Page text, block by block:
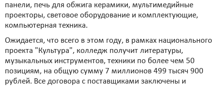
панели, печь для обжига керамики, мультимедийные
проекторы, световое оборудование и комплектующие,
компьютерная техника.
Ожидается, что всего в этом году, в рамках национального
проекта "Культура", колледж получит литературы,
музыкальных инструментов, техники по более чем 50
позициям, на общую сумму 7 миллионов 499 тысяч 900
рублей. Все договора с поставщиками заключены и